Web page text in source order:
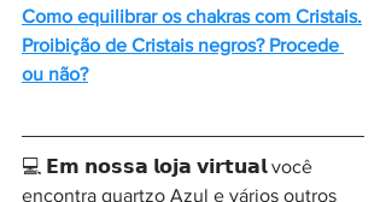
Como equilibrar os chakras com Cristais.
Proibição de Cristais negros? Procede
ou não?
💻 𝗘𝗺 𝗻𝗼𝘀𝘀𝗮 𝗹𝗼𝗷𝗮 𝘃𝗶𝗿𝘁𝘂𝗮𝗹 você
encontra quartzo Azul e vários outros